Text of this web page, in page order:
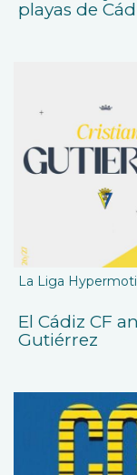
playas de
La Liga
El Cádiz CF
Gutiérrez